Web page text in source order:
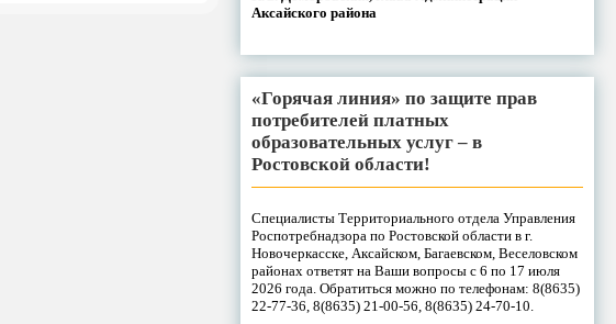
Аксайского района
«Горячая линия» по защите прав
потребителей платных
образовательных услуг – в
Ростовской области!
Специалисты Территориального отдела Управления
Роспотребнадзора по Ростовской области в г.
Новочеркасске, Аксайском, Багаевском, Веселовском
районах ответят на Ваши вопросы с 6 по 17 июля
2026 года. Обратиться можно по телефонам: 8(8635)
22-77-36, 8(8635) 21-00-56, 8(8635) 24-70-10.